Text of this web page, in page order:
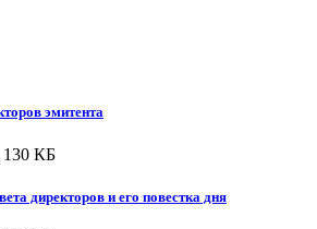
эмитента
130 КБ
директоров и его повестка дня